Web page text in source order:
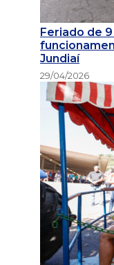
Feriado de
Jundiaí
29/04/2026